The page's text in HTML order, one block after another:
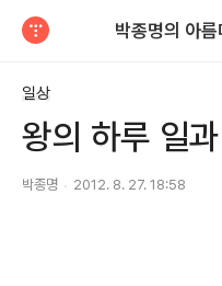
일상
왕의 하루 일과
박종명 2012. 8. 27. 18:58